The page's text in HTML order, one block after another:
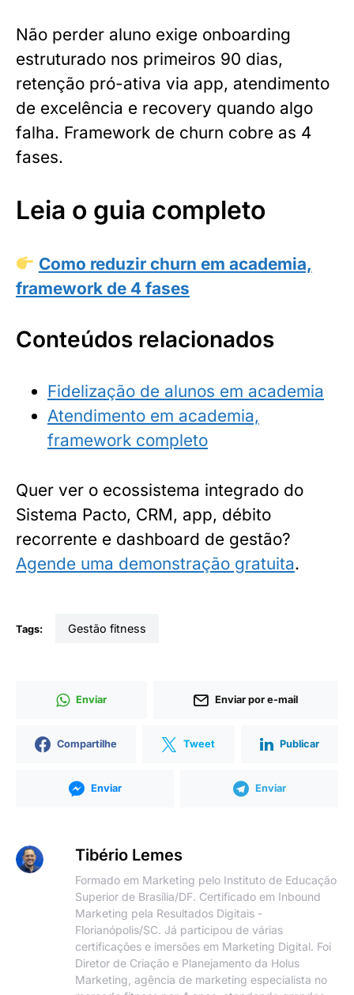
Não perder aluno exige onboarding
estruturado nos primeiros 90 dias,
retenção pró-ativa via app, atendimento
de excelência e recovery quando algo
falha. Framework de churn cobre as 4
fases.
Leia o guia completo
Como reduzir churn em academia,
framework de 4 fases
Conteúdos relacionados
Fidelização de alunos em academia
Atendimento em academia,
framework completo
Quer ver o ecossistema integrado do
Sistema Pacto, CRM, app, débito
recorrente e dashboard de gestão?
Agende uma demonstração gratuita.
Tags: gestão fitness
Enviar Enviar por e-mail
Compartilhe Tweet Publicar
Enviar Enviar
Tibério Lemes
Formado em Marketing pelo Instituto de Educação
Superior de Brasília/DF. Certificado em Inbound
Marketing pela Resultados Digitais -
Florianópolis/SC. Já participou de várias
certificações e imersões em Marketing Digital. Foi
Diretor de Criação e Planejamento da Holus
Marketing, agência de marketing especialista no